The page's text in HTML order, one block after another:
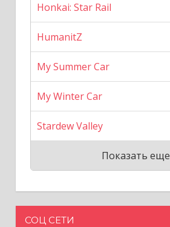
Honkai: Star Rail
HumanitZ
My Summer Car
My Winter Car
Stardew Valley
Показать еще
СОЦ СЕТИ